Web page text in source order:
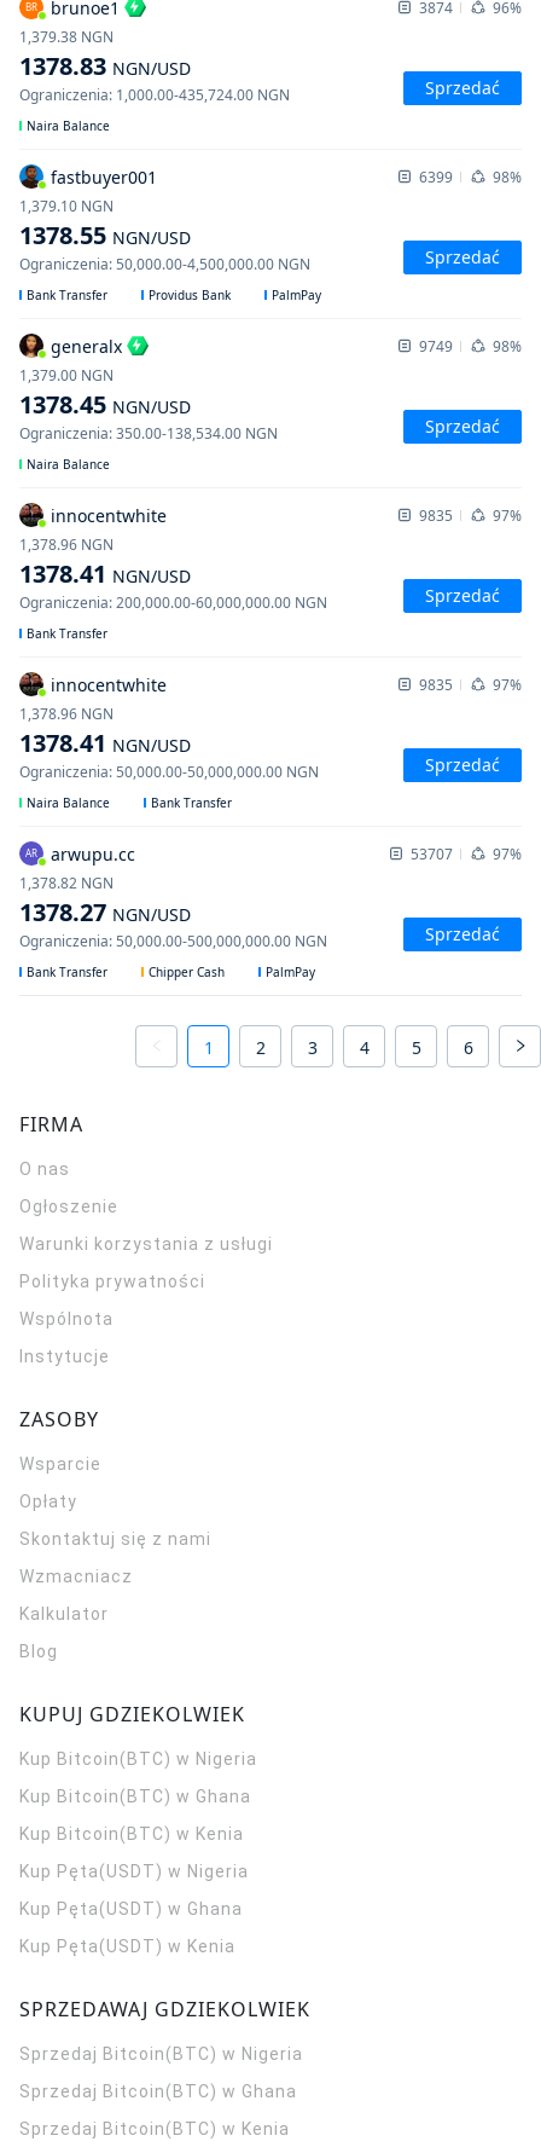
BR brunoe1 3874 96%
1378.83 NGN/USD
1,379.38 NGN
Ograniczenia: 1,000.00-435,724.00 NGN Sprzedać
Naira Balance
fastbuyer001 6399 98%
1378.55 NGN/USD
1,379.10 NGN
Ograniczenia:50,000.00-4,500,000.00 NGN Sprzedać
Bank Transfer Providus Bank PalmPay
generalx 9749 98%
1378.45 NGN/USD
1,379.00 NGN
Ograniczenia:350.00-138,534.00 NGN Sprzedać
Naira Balance
innocentwhite 9835 97%
1378.41 NGN/USD
1,378.96 NGN
Ograniczenia:200,000.00-60,000,000.00 NGN Sprzedać
Bank Transfer
innocentwhite 9835 97%
1378.41 NGN/USD
1,378.96 NGN
Ograniczenia:50,000.00-50,000,000.00 NGN Sprzedać
Naira Balance Bank Transfer
AR arwupu.cc 53707 97%
1378.27 NGN/USD
1,378.82 NGN
Ograniczenia:50,000.00-500,000,000.00 NGN Sprzedać
Bank Transfer Chipper Cash PalmPay
1 2 3 4 5 6
FIRMA
O nas
Ogłoszenie
Warunki korzystania z usługi
Polityka prywatności
Wspólnota
Instytucje
ZASOBY
Wsparcie
Opłaty
Skontaktuj się z nami
Wzmacniacz
Kalkulator
Blog
KUPUJ GDZIEKOLWIEK
Kup Bitcoin(BTC) w Nigeria
Kup Bitcoin(BTC) w Ghana
Kup Bitcoin(BTC) w Kenia
Kup Pęta(USDT) w Nigeria
Kup Pęta(USDT) w Ghana
Kup Pęta(USDT) w Kenia
SPRZEDAWAJ GDZIEKOLWIEK
Sprzedaj Bitcoin(BTC) w Nigeria
Sprzedaj Bitcoin(BTC) w Ghana
Sprzedaj Bitcoin(BTC) w Kenia